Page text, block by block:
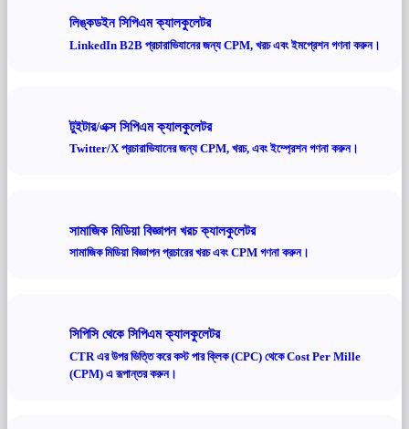
লিঙ্কডইন সিপিএম ক্যালকুলেটর
LinkedIn B2B প্রচারাভিযানের জন্য CPM, খরচ এবং ইমপ্রেশন গণনা করুন।
টুইটার/এক্স সিপিএম ক্যালকুলেটর
Twitter/X প্রচারাভিযানের জন্য CPM, খরচ, এবং ইম্প্রেশন গণনা করুন।
সামাজিক মিডিয়া বিজ্ঞাপন খরচ ক্যালকুলেটর
সামাজিক মিডিয়া বিজ্ঞাপন প্রচারের খরচ এবং CPM গণনা করুন।
সিপিসি থেকে সিপিএম ক্যালকুলেটর
CTR এর উপর ভিত্তি করে কস্ট পার ক্লিক (CPC) থেকে Cost Per Mille
(CPM) এ রূপান্তর করুন।